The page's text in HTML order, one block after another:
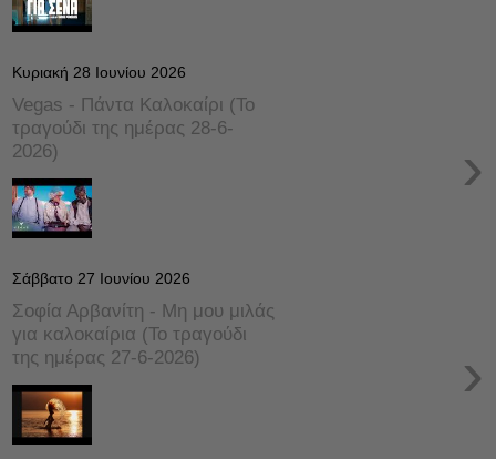
Κυριακή 28 Ιουνίου 2026
Vegas - Πάντα Καλοκαίρι (Το
τραγούδι της ημέρας 28-6-
2026)
›
Σάββατο 27 Ιουνίου 2026
Σοφία Αρβανίτη - Μη μου μιλάς
για καλοκαίρια (Το τραγούδι
της ημέρας 27-6-2026)
›